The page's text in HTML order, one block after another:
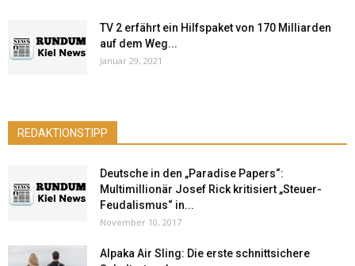
TV 2 erfährt ein Hilfspaket von 170 Milliarden
auf dem Weg...
Januar 29, 2021
REDAKTIONSTIPP
Deutsche in den „Paradise Papers“:
Multimillionär Josef Rick kritisiert „Steuer-
Feudalismus“ in...
November 10, 2017
Alpaka Air Sling: Die erste schnittsichere